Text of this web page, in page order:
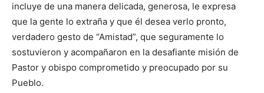
incluye de una manera delicada, generosa, le expresa
que la gente lo extraña y que él desea verlo pronto,
verdadero gesto de “Amistad”, que seguramente lo
sostuvieron y acompañaron en la desafiante misión de
Pastor y obispo comprometido y preocupado por su
Pueblo.